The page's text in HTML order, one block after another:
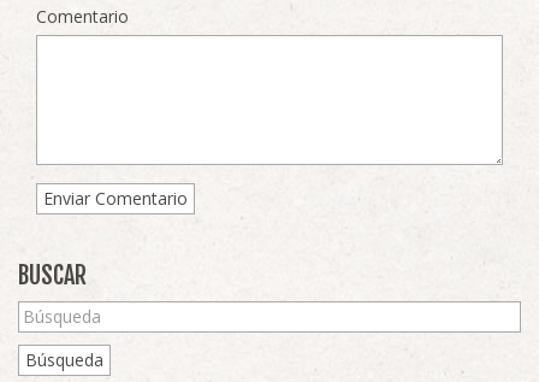
Comentario
BUSCAR
Búsqueda